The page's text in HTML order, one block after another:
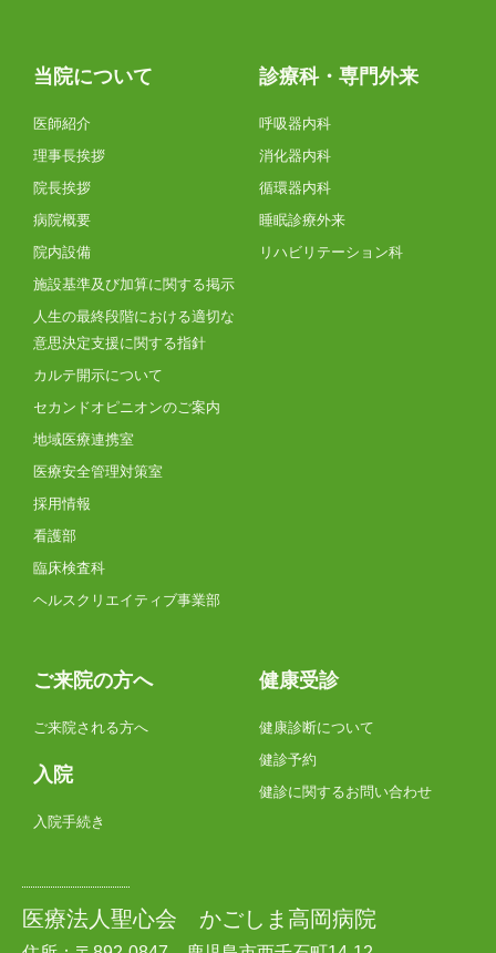
当院について
医師紹介
理事長挨拶
院長挨拶
病院概要
院内設備
施設基準及び加算に関する掲示
人生の最終段階における適切な
意思決定支援に関する指針
カルテ開示について
セカンドオピニオンのご案内
地域医療連携室
医療安全管理対策室
採用情報
看護部
臨床検査科
ヘルスクリエイティブ事業部
診療科・専門外来
呼吸器内科
消化器内科
循環器内科
睡眠診療外来
リハビリテーション科
ご来院の方へ
ご来院される方へ
入院
入院手続き
健康受診
健康診断について
健診予約
健診に関するお問い合わせ
医療法人聖心会 かごしま高岡病院